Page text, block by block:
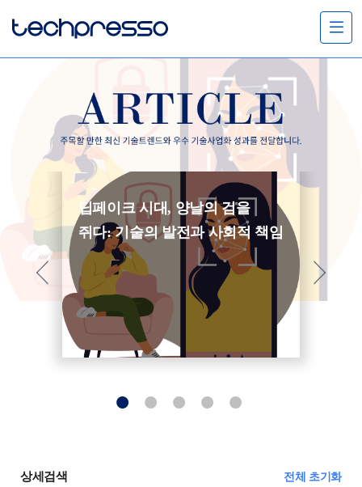
메
뉴
딥페이크 시대, 양날의 검을
쥐다: 기술의 발전과 사회적 책임
상세검색 전체 초기화